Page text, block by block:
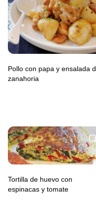
Pollo con papa y ensalada
zanahoria
Tortilla de huevo con
espinacas y tomate